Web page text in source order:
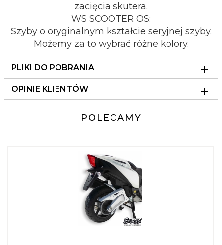
zacięcia skutera.
WS SCOOTER OS:
Szyby o oryginalnym kształcie seryjnej szyby.
Możemy za to wybrać różne kolory.
PLIKI DO POBRANIA
OPINIE KLIENTÓW
POLECAMY